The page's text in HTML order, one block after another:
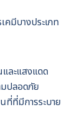
คมีบางประเภท
ละแสงแดด
มปลอดภัย
ที่ที่มีการระบาย